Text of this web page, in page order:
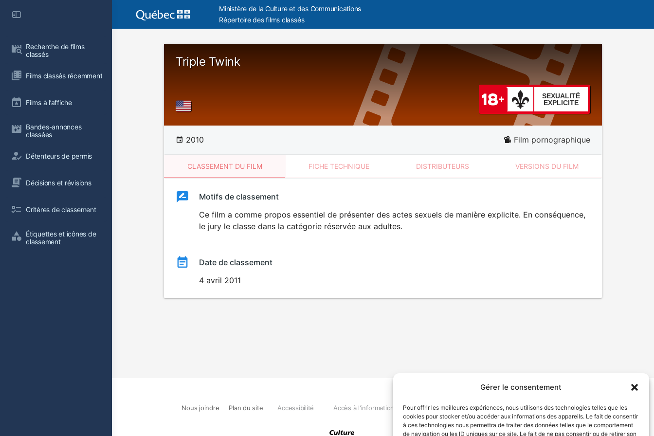
Gérer le consentement
Pour offrir les meilleures expériences, nous utilisons des technologies telles que les
cookies pour stocker et/ou accéder aux informations des appareils. Le fait de consentir
à ces technologies nous permettra de traiter des données telles que le comportement
de navigation ou les ID uniques sur ce site. Le fait de ne pas consentir ou de retirer son
Recherche de films
classés
Films classés récemment
Films à l’affiche
Bandes-annonces
classées
Détenteurs de permis
Décisions et révisions
Critères de classement
Étiquettes et icônes de
classement
Ministère de la Culture et des Communications
Répertoire des films classés
Triple Twink
SEXUALITÉ
EXPLICITE
2010 Film pornographique
CLASSEMENT DU FILM FICHE TECHNIQUE DISTRIBUTEURS VERSIONS DU FILM
ClassementClassement
SEXUALITÉ
EXPLICITE
Motifs de classement
Ce film a comme propos essentiel de présenter des actes sexuels de manière explicite. En conséquence,
le jury le classe dans la catégorie réservée aux adultes.
Date de classement
4 avril 2011
Nous joindre Plan du site Accessibilité Accès à l'information Déclaration de services Politique de confidentialité